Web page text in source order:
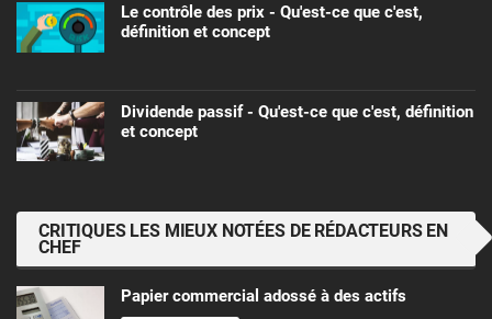
Le contrôle des prix - Qu'est-ce que c'est,
définition et concept
Dividende passif - Qu'est-ce que c'est, définition
et concept
CRITIQUES LES MIEUX NOTÉES DE RÉDACTEURS EN
CHEF
Papier commercial adossé à des actifs